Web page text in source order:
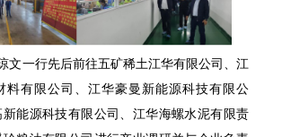
文一行先后前往五矿稀土江华有限公司、江
料有限公司、江华豪曼新能源科技有限公
能源科技有限公司、江华海螺水泥有限责